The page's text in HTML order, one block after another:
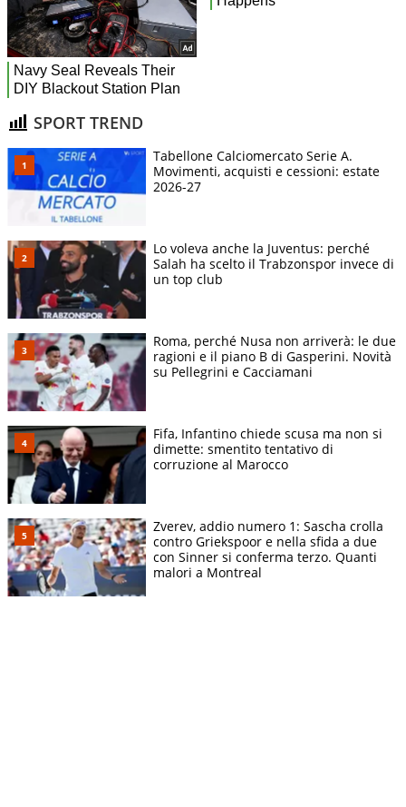
SPORT TREND
Tabellone Calciomercato Serie A.
Movimenti, acquisti e cessioni: estate
2026-27
Lo voleva anche la Juventus: perché
Salah ha scelto il Trabzonspor invece di
un top club
Roma, perché Nusa non arriverà: le due
ragioni e il piano B di Gasperini. Novità
su Pellegrini e Cacciamani
Fifa, Infantino chiede scusa ma non si
dimette: smentito tentativo di
corruzione al Marocco
Zverev, addio numero 1: Sascha crolla
contro Griekspoor e nella sfida a due
con Sinner si conferma terzo. Quanti
malori a Montreal